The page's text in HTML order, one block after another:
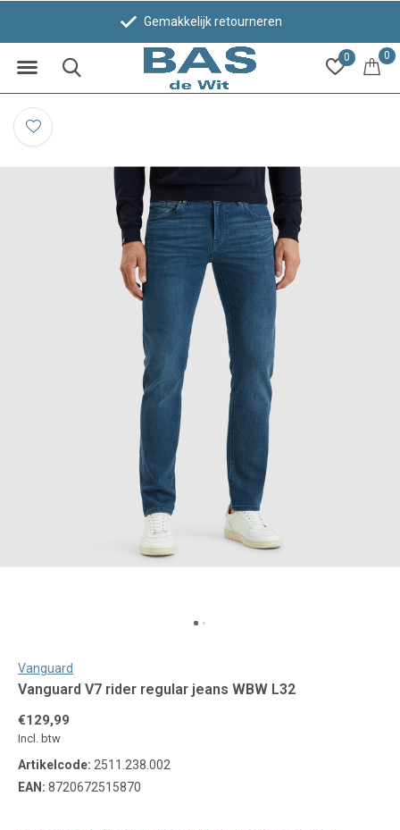
0 0
Gemakkelijk retourneren
Vanguard
Vanguard V7 rider regular jeans WBW L32
€129,99
Incl. btw
Artikelcode: 2511.238.002
EAN: 8720672515870